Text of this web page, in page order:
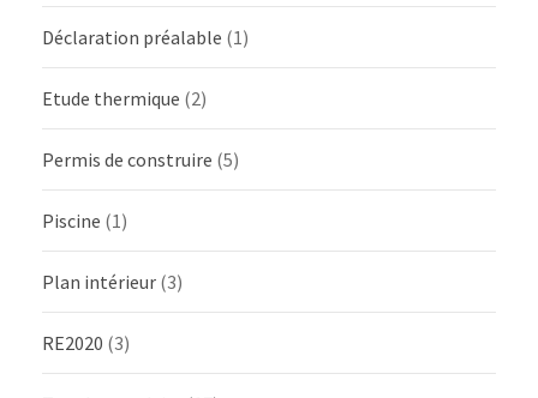
Déclaration préalable (1)
Etude thermique (2)
Permis de construire (5)
Piscine (1)
Plan intérieur (3)
RE2020 (3)